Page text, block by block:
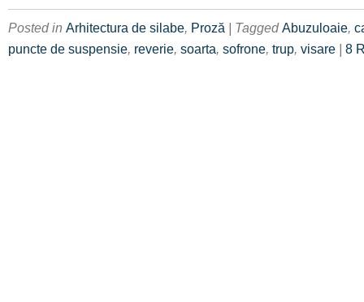
Posted in Arhitectura de silabe, Proză | TaggedAbuzuloaie,
puncte de suspensie, reverie, soarta, sofrone, trup, visare | 8